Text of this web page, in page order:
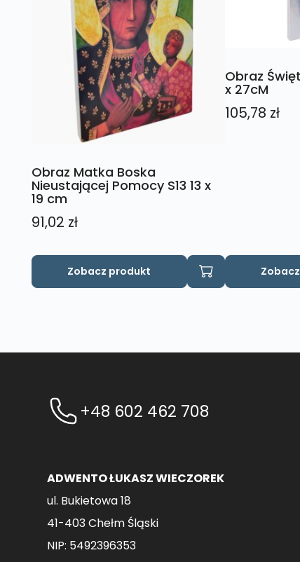
Obraz Matka Boska
Nieustającej Pomocy S13 13 x
19 cm
91,02 zł
Zobacz produkt
Obraz
x 27cM
105,78 zł
+48 602 462 708
ADWENTO ŁUKASZ WIECZOREK
ul. Bukietowa 18
41-403 Chełm Śląski
NIP: 5492396353